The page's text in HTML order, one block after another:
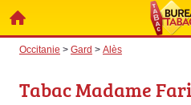
Occitanie > Gard > Alès
Tabac Madame